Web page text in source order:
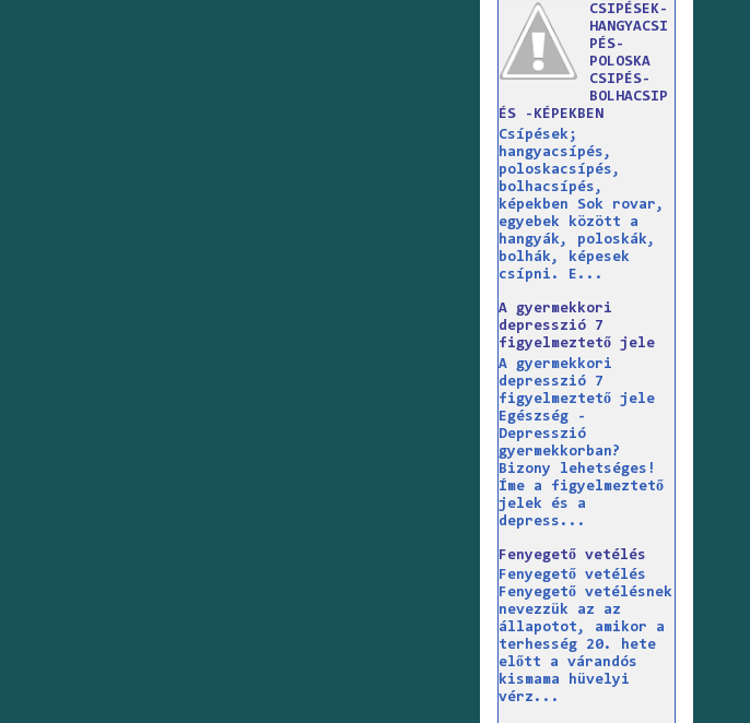
CSIPÉSEK-
HANGYACSI
PÉS-
POLOSKA
CSIPÉS-
BOLHACSIP
ÉS -KÉPEKBEN
Csípések;
hangyacsípés,
poloskacsípés,
bolhacsípés,
képekben Sok rovar,
egyebek között a
hangyák, poloskák,
bolhák, képesek
csípni. E...
A gyermekkori
depresszió 7
figyelmeztető jele
A gyermekkori
depresszió 7
figyelmeztető jele
Egészség -
Depresszió
gyermekkorban?
Bizony lehetséges!
Íme a figyelmeztető
jelek és a
depress...
Fenyegető vetélés
Fenyegető vetélés
Fenyegető vetélésnek
nevezzük az az
állapotot, amikor a
terhesség 20. hete
előtt a várandós
kismama hüvelyi
vérz...